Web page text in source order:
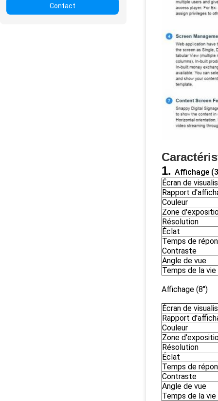
Contact
1. Affichage
Écran de
Rapport
Couleur
Zone
Résolution
Éclat
Temps de
Contraste
Angle de vue
Temps de la vie
Affichage (8")
Écran de
Rapport
Couleur
Zone
Résolution
Éclat
Temps de
Contraste
Angle de vue
Temps de la vie